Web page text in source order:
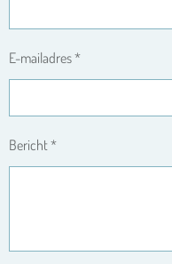
E-mailadres *
Bericht *